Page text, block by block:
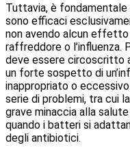
Tuttavia, è
sono efficaci
non avendo alcun effetto
raffreddore o l’influenza.
deve essere circoscritto
un forte sospetto di
inappropriato o
serie di problemi, tra cui la
grave minaccia alla
quando i batteri si
degli antibiotici.